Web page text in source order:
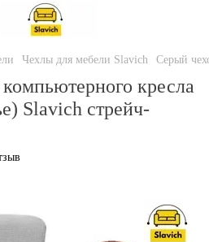
Чехлы для мебели Slavich Серый
кресла
Slavich стрейч-